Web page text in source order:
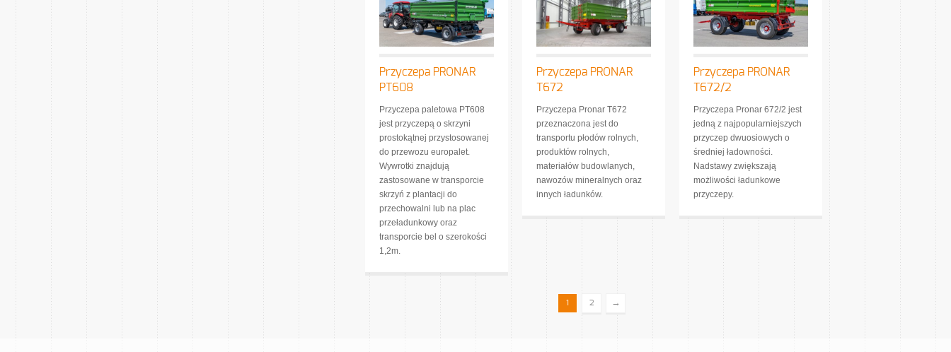
Przyczepa PRONAR
PT608
Przyczepa paletowa PT608
jest przyczepą o skrzyni
prostokątnej przystosowanej
do przewozu europalet.
Wywrotki znajdują
zastosowane w transporcie
skrzyń z plantacji do
przechowalni lub na plac
przeładunkowy oraz
transporcie bel o szerokości
1,2m.
Przyczepa PRONAR
T672
Przyczepa Pronar T672
przeznaczona jest do
transportu płodów rolnych,
produktów rolnych,
materiałów budowlanych,
nawozów mineralnych oraz
innych ładunków.
Przyczepa PRONAR
T672/2
Przyczepa Pronar 672/2 jest
jedną z najpopularniejszych
przyczep dwuosiowych o
średniej ładowności.
Nadstawy zwiększają
możliwości ładunkowe
przyczepy.
1 2 →